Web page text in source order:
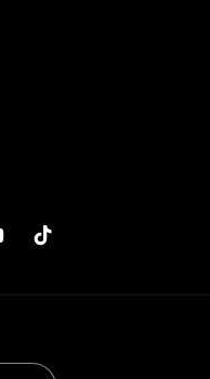
TikTok